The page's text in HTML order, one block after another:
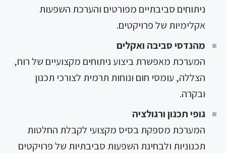
ניתוחים סביבתיים מפורטים והערכת השפעות
אקלימיות של פרויקטים.
מהנדסי סביבה ואקלים
המערכת מאפשרת ביצוע ניתוחים מקצועיים של רוח,
הצללה, עומסי חום ונוחות תרמית לצורכי תכנון
ובקרה.
גופי תכנון ורגולציה
המערכת מספקת בסיס מקצועי לקבלת החלטות
תכנוניות ולבחינת השפעות סביבתיות של פרויקטים